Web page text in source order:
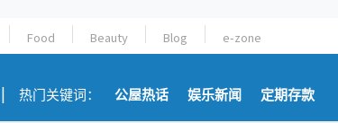
Food Beauty Blog e-zone
热门关键词： 公屋热话 娱乐新闻 定期存款